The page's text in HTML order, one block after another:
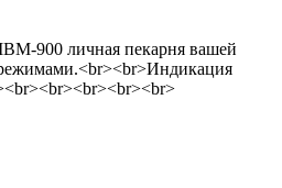
900 личная пекарня вашей